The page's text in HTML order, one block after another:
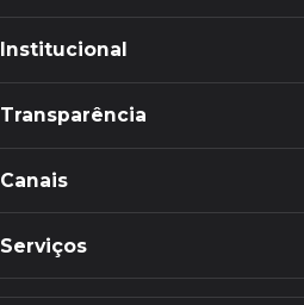
Institucional
Transparência
Canais
Serviços